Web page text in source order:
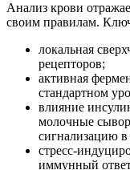
Анализ крови
своим правилам.
локальная
рецепторов;
активная
стандартном
влияние
молочные
сигнализацию в
иммунный